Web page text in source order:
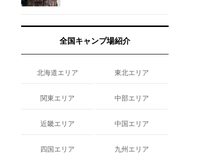
全国キャンプ場紹介
北海道エリア 東北エリア
関東エリア 中部エリア
近畿エリア 中国エリア
四国エリア 九州エリア